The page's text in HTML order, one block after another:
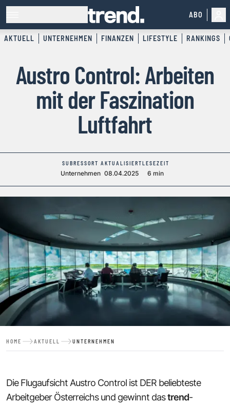
ABO
AKTUELL UNTERNEHMEN FINANZEN LIFESTYLE RANKINGS
Austro Control: Arbeiten
mit der Faszination
Luftfahrt
SUBRESSORT
Unternehmen
AKTUALISIERT
08.04.2025
LESEZEIT
6 min
HOME AKTUELL UNTERNEHMEN
Die Flugaufsicht Austro Control ist DER beliebteste
Arbeitgeber Österreichs und gewinnt dastrend-